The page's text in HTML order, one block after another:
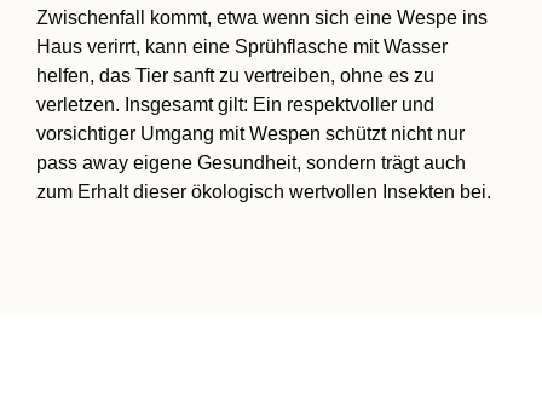
Zwischenfall kommt, etwa wenn sich eine Wespe ins
Haus verirrt, kann eine Sprühflasche mit Wasser
helfen, das Tier sanft zu vertreiben, ohne es zu
verletzen. Insgesamt gilt: Ein respektvoller und
vorsichtiger Umgang mit Wespen schützt nicht nur
pass away eigene Gesundheit, sondern trägt auch
zum Erhalt dieser ökologisch wertvollen Insekten bei.